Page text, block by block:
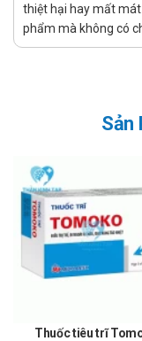
Không dùng thuốc
Tên: Công Ty CP
Xuất xứ: Việt Nam.
Để biết giá sỉ, lẻ thuốc
qua website:
thiệt hại hay mất
phẩm mà không có
Sản
Thuốc tiêu trĩ